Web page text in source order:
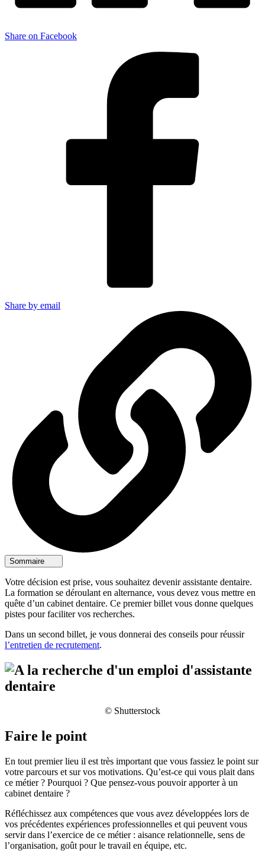
Share on Facebook
Share by email
Sommaire
Votre décision est prise, vous souhaitez devenir assistante dentaire.
La formation se déroulant en alternance, vous devez vous mettre en
quête d’un cabinet dentaire. Ce premier billet vous donne quelques
pistes pour faciliter vos recherches.
Dans un second billet, je vous donnerai des conseils pour réussir
l’entretien de recrutement.
© Shutterstock
Faire le point
En tout premier lieu il est très important que vous fassiez le point sur
votre parcours et sur vos motivations. Qu’est-ce qui vous plait dans
ce métier ? Pourquoi ? Que pensez-vous pouvoir apporter à un
cabinet dentaire ?
Réfléchissez aux compétences que vous avez développées lors de
vos précédentes expériences professionnelles et qui peuvent vous
servir dans l’exercice de ce métier : aisance relationnelle, sens de
l’organisation, goût pour le travail en équipe, etc.